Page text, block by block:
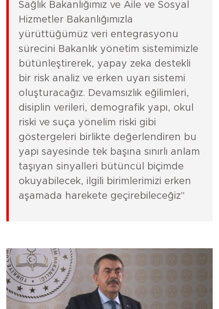
Sağlık Bakanlığımız ve Aile ve Sosyal
Hizmetler Bakanlığımızla
yürüttüğümüz veri entegrasyonu
sürecini Bakanlık yönetim sistemimizle
bütünleştirerek, yapay zeka destekli
bir risk analiz ve erken uyarı sistemi
oluşturacağız. Devamsızlık eğilimleri,
disiplin verileri, demografik yapı, okul
riski ve suça yönelim riski gibi
göstergeleri birlikte değerlendiren bu
yapı sayesinde tek başına sınırlı anlam
taşıyan sinyalleri bütüncül biçimde
okuyabilecek, ilgili birimlerimizi erken
aşamada harekete geçirebileceğiz"